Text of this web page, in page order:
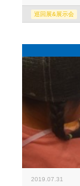
巡回展&展示会
2019.07.31